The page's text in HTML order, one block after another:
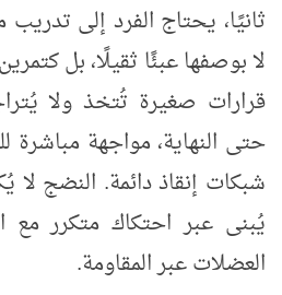
ثانيًا، يحتاج الفرد إلى
لا بوصفها عبئًا ثقيلًا، بل
قرارات صغيرة تُتخذ ولا
حتى النهاية، مواجهة
شبكات إنقاذ دائمة. النضج
يُبنى عبر احتكاك متكرر مع
العضلات عبر المقاومة.